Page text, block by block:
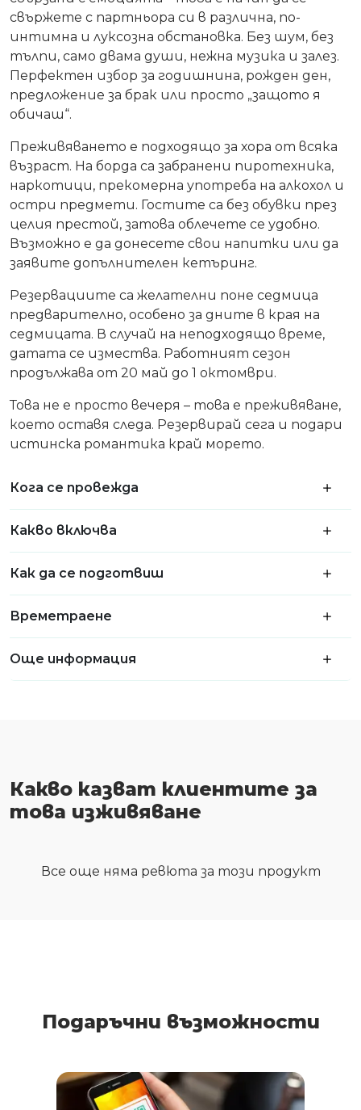
свържете с партньора си в различна, по-
интимна и луксозна обстановка. Без шум, без
тълпи, само двама души, нежна музика и залез.
Перфектен избор за годишнина, рожден ден,
предложение за брак или просто „защото я
обичаш“.
Преживяването е подходящо за хора от всяка
възраст. На борда са забранени пиротехника,
наркотици, прекомерна употреба на алкохол и
остри предмети. Гостите са без обувки през
целия престой, затова облечете се удобно.
Възможно е да донесете свои напитки или да
заявите допълнителен кетъринг.
Резервациите са желателни поне седмица
предварително, особено за дните в края на
седмицата. В случай на неподходящо време,
датата се измества. Работният сезон
продължава от 20 май до 1 октомври.
Това не е просто вечеря – това е преживяване,
което оставя следа. Резервирай сега и подари
истинска романтика край морето.
Кога се провежда
Какво включва
Как да се подготвиш
Времетраене
Още информация
Какво казват клиентите за
това изживяване
Все още няма ревюта за този продукт
Подаръчни възможности